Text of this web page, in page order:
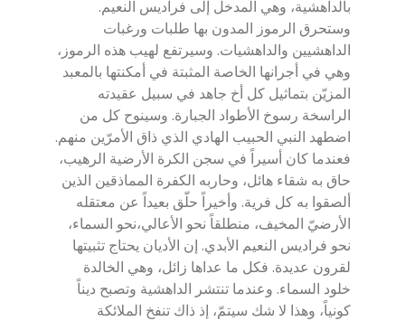
بالداهشية، وهي المدخل إلى فراديس النعيم.
وستحرق الرموز المدون بها طلبات ورغبات
الداهشيين والداهشيات. وسيرتفع لهيب هذه الرموز،
وهي في أجرانها الخاصة المثبتة في أمكنتها بالمعبد
المزيّن بتماثيل كل أخ جاهد في سبيل عقيدته
الراسخة رسوخ الأطواد الجبارة. وسينوح كل من
اضطهد النبي الحبيب الهادي الذي ذاق الأمرّين منهم.
فعندما كان أسيراً في سجن الكرة الأرضية الرهيب،
حاق به شقاء هائل، وحاربه الكفرة المماذقين الذين
ألصقوا به كل فرية. وأخيراً حلّق بعيداً عن معتقله
الأرضيّ المخيف، منطلقاً نحو الأعالي،نحو السماء،
نحو فراديس النعيم الأبدي. إن الأديان يحتاج تثبيتها
لقرون عديدة. فكل ما عداها زائل، وهي الخالدة
خلود السماء. وعندما تنتشر الداهشية وتصبح ديناً
كونياً، وهذا لا شك سيتمّ، إذ ذاك تنفخ الملائكة